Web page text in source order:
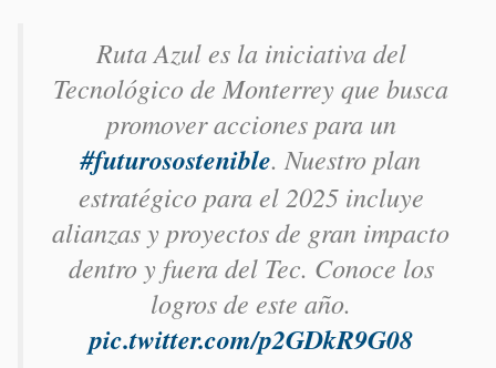
Ruta Azul es la iniciativa del
Tecnológico de Monterrey que busca
promover acciones para un
#futurosostenible. Nuestro plan
estratégico para el 2025 incluye
alianzas y proyectos de gran impacto
dentro y fuera del Tec. Conoce los
logros de este año.
pic.twitter.com/p2GDkR9G08